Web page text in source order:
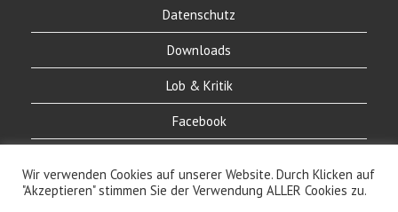
Datenschutz
Downloads
Lob & Kritik
Facebook
Wir verwenden Cookies auf unserer Website. Durch Klicken auf
"Akzeptieren" stimmen Sie der Verwendung ALLER Cookies zu.